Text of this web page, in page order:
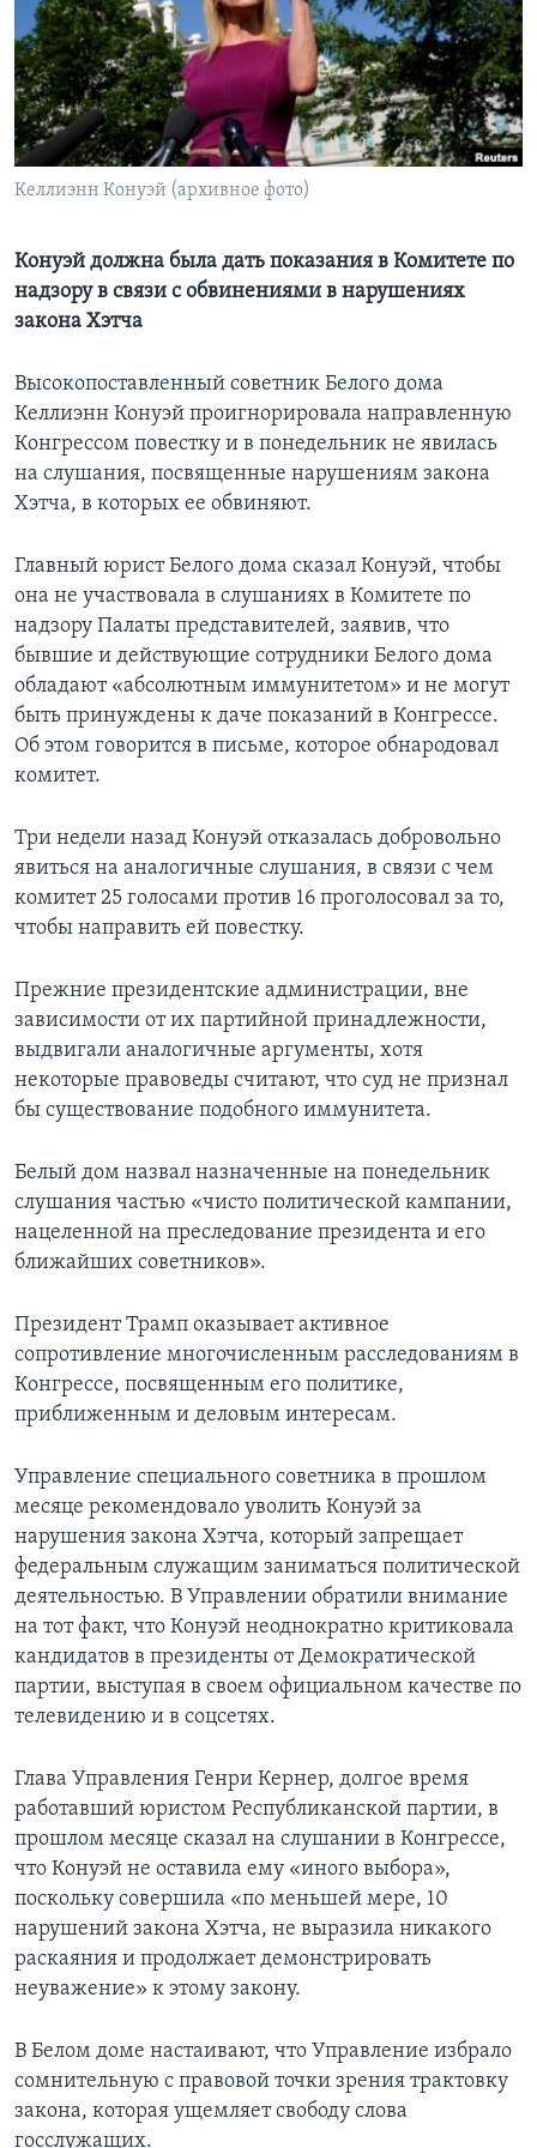
Learning English
СОЦИАЛЬНЫЕ СЕТИ
Келлиэнн Конуэй (архивное фото)
Конуэй должна была дать показания в Комитете по
надзору в связи с обвинениями в нарушениях
закона Хэтча
Высокопоставленный советник Белого дома
Келлиэнн Конуэй проигнорировала направленную
Конгрессом повестку и в понедельник не явилась
на слушания, посвященные нарушениям закона
Хэтча, в которых ее обвиняют.
Главный юрист Белого дома сказал Конуэй, чтобы
она не участвовала в слушаниях в Комитете по
надзору Палаты представителей, заявив, что
бывшие и действующие сотрудники Белого дома
обладают «абсолютным иммунитетом» и не могут
быть принуждены к даче показаний в Конгрессе.
Об этом говорится в письме, которое обнародовал
комитет.
Три недели назад Конуэй отказалась добровольно
явиться на аналогичные слушания, в связи с чем
комитет 25 голосами против 16 проголосовал за то,
чтобы направить ей повестку.
Прежние президентские администрации, вне
зависимости от их партийной принадлежности,
выдвигали аналогичные аргументы, хотя
некоторые правоведы считают, что суд не признал
бы существование подобного иммунитета.
Белый дом назвал назначенные на понедельник
слушания частью «чисто политической кампании,
нацеленной на преследование президента и его
ближайших советников».
Президент Трамп оказывает активное
сопротивление многочисленным расследованиям в
Конгрессе, посвященным его политике,
приближенным и деловым интересам.
Управление специального советника в прошлом
месяце рекомендовало уволить Конуэй за
нарушения закона Хэтча, который запрещает
федеральным служащим заниматься политической
деятельностью. В Управлении обратили внимание
на тот факт, что Конуэй неоднократно критиковала
кандидатов в президенты от Демократической
партии, выступая в своем официальном качестве по
телевидению и в соцсетях.
Глава Управления Генри Кернер, долгое время
работавший юристом Республиканской партии, в
прошлом месяце сказал на слушании в Конгрессе,
что Конуэй не оставила ему «иного выбора»,
поскольку совершила «по меньшей мере, 10
нарушений закона Хэтча, не выразила никакого
раскаяния и продолжает демонстрировать
неуважение» к этому закону.
В Белом доме настаивают, что Управление избрало
сомнительную с правовой точки зрения трактовку
закона, которая ущемляет свободу слова
госслужащих.